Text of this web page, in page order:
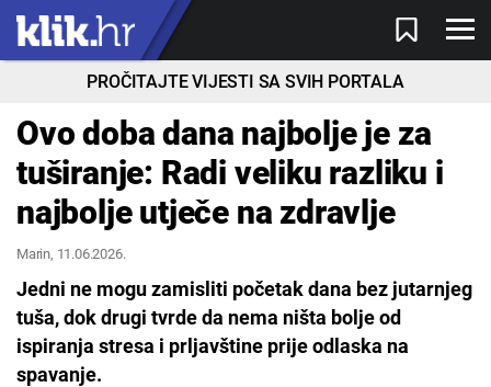
PROČITAJTE VIJESTI SA SVIH PORTALA
Ovo doba dana najbolje je za
tuširanje: Radi veliku razliku i
najbolje utječe na zdravlje
Marin, 11.06.2026.
Jedni ne mogu zamisliti početak dana bez jutarnjeg
tuša, dok drugi tvrde da nema ništa bolje od
ispiranja stresa i prljavštine prije odlaska na
spavanje.